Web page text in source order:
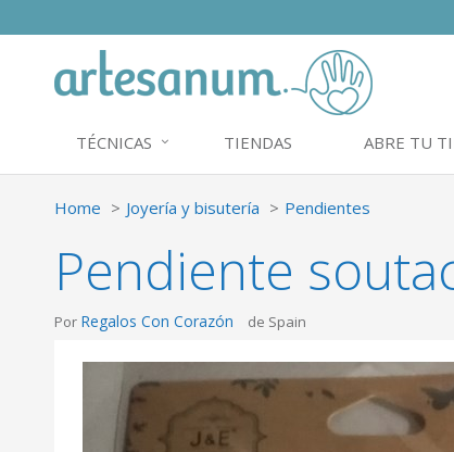
TÉCNICAS TIENDAS ABRE TU
Home Joyería y bisutería Pendientes
Pendiente
Por Regalos Con Corazón de Spain